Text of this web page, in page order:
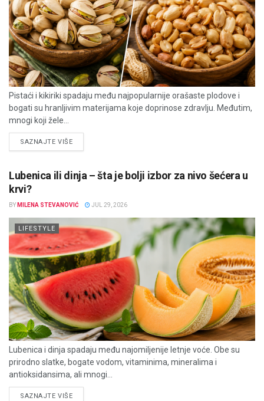
Pistaći i kikiriki spadaju među najpopularnije orašaste plodove i
bogati su hranljivim materijama koje doprinose zdravlju. Međutim,
mnogi koji žele...
SAZNAJTE VIŠEDETAILS
Lubenica ili dinja – šta je bolji izbor za nivo šećera u
krvi?
BY MILENA STEVANOVIĆ JUL 29, 2026
LIFESTYLE
Lubenica i dinja spadaju među najomiljenije letnje voće. Obe su
prirodno slatke, bogate vodom, vitaminima, mineralima i
antioksidansima, ali mnogi...
SAZNAJTE VIŠEDETAILS